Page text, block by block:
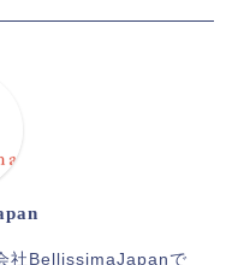
社BellissimaJapanで